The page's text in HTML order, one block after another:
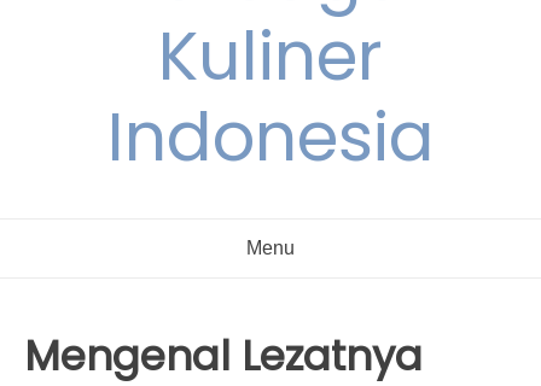
Kuliner
Indonesia
Menu
Mengenal Lezatnya